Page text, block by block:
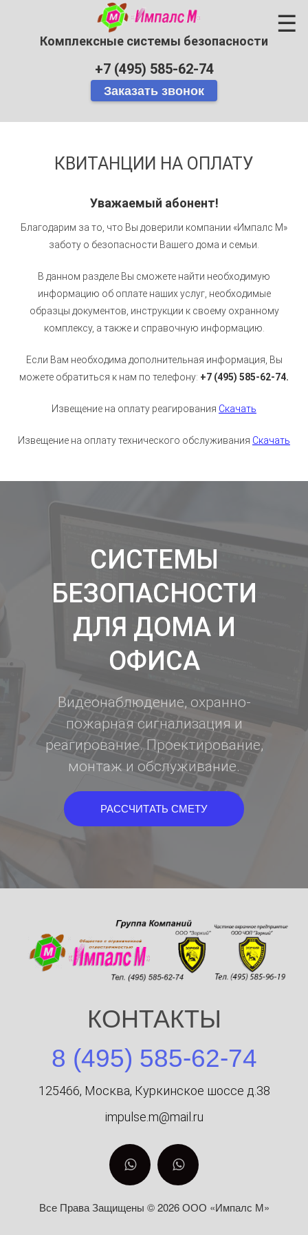
☰
Комплексные системы безопасности
+7 (495) 585-62-74
КВИТАНЦИИ НА ОПЛАТУ
Уважаемый абонент!
Благодарим за то, что Вы доверили компании «Импалс М»
заботу о безопасности Вашего дома и семьи.
В данном разделе Вы сможете найти необходимую
информацию об оплате наших услуг, необходимые
образцы документов, инструкции к своему охранному
комплексу, а также и справочную информацию.
Если Вам необходима дополнительная информация, Вы
можете обратиться к нам по телефону: +7 (495) 585-62-74.
Извещение на оплату реагирования Скачать
Извещение на оплату технического обслуживания Скачать
СИСТЕМЫ
БЕЗОПАСНОСТИ
ДЛЯ ДОМА И
ОФИСА
Видеонаблюдение, охранно-
пожарная сигнализация и
реагирование. Проектирование,
монтаж и обслуживание.
РАССЧИТАТЬ СМЕТУ
КОНТАКТЫ
8 (495) 585-62-74
125466, Москва, Куркинское шоссе д.38
impulse.m@mail.ru
Все Права Защищены © 2026 ООО «Импалс М»